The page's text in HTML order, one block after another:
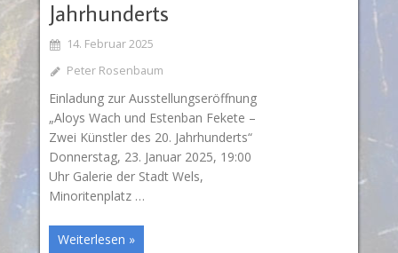
Jahrhunderts
14. Februar 2025
Peter Rosenbaum
Einladung zur Ausstellungseröffnung
„Aloys Wach und Estenban Fekete –
Zwei Künstler des 20. Jahrhunderts“
Donnerstag, 23. Januar 2025, 19:00
Uhr Galerie der Stadt Wels,
Minoritenplatz …
Weiterlesen »